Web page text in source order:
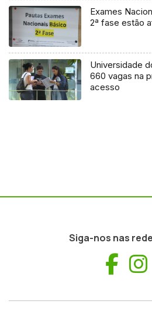
Exames
2ª fase estão
Universidade
660 vagas na
acesso
Siga-nos nas